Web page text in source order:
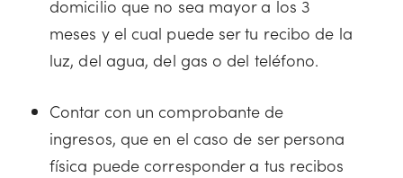
domicilio que no sea mayor a los 3
meses y el cual puede ser tu recibo de la
luz, del agua, del gas o del teléfono.
Contar con un comprobante de
ingresos, que en el caso de ser persona
física puede corresponder a tus recibos